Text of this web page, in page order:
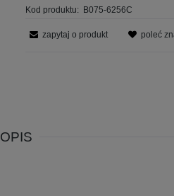
Kod produktu: B075-6256C
zapytaj o produkt poleć
OPIS